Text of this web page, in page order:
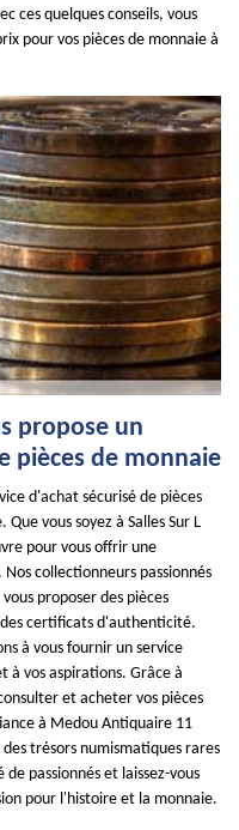
ces quelques conseils, vous
pour vos pièces de monnaie à
propose un
pièces de monnaie
d'achat sécurisé de pièces
vous soyez à Salles Sur L
pour vous offrir une
collectionneurs passionnés
proposer des pièces
certificats d'authenticité.
à vous fournir un service
à vos aspirations. Grâce à
et acheter vos pièces
à Medou Antiquaire 11
trésors numismatiques rares
passionnés et laissez-vous
pour l'histoire et la monnaie.